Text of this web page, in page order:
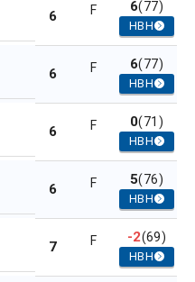
6 F 6(77)
HBH
6 F 6(77)
HBH
6 F 0(71)
HBH
6 F 5(76)
HBH
7 F -2(69)
HBH